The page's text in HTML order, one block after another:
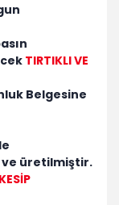
TIRTIKLI VE
Belgesine
ve üretilmiştir.